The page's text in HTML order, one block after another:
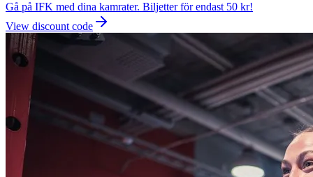
Gå på IFK med dina kamrater. Biljetter för endast 50 kr!
View discount code